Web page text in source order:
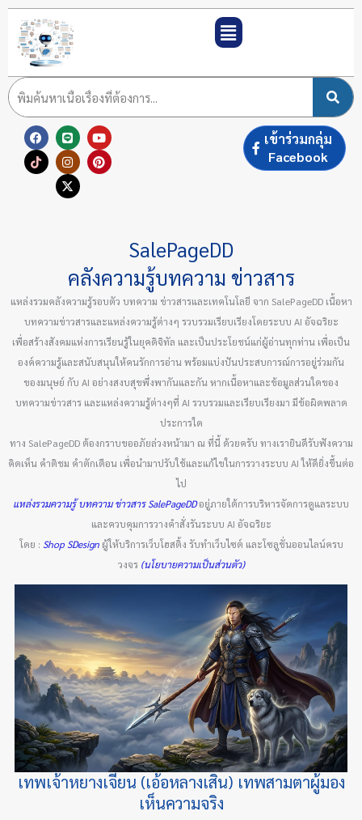
Skip
to
content
F
a
c
e
L
i
n
e
Y
o
u
t
T
i
k
t
I
n
s
t
a
g
P
i
n
t
X
-
t
w
i
t
เข้าร่วมกลุ่ม
Facebook
SalePageDD
คลังความรู้บทความ ข่าวสาร
แหล่งรวมคลังความรู้รอบตัว บทความ ข่าวสารและเทคโนโลยี จาก SalePageDD เนื้อหา
บทความข่าวสารและแหล่งความรู้ต่างๆ รวบรวมเรียบเรียงโดยระบบ AI อัจฉริยะ
เพื่อสร้างสังคมแห่งการเรียนรู้ในยุคดิจิทัล และเป็นประโยชน์แก่ผู้อ่านทุกท่าน เพื่อเป็น
องค์ความรู้และสนับสนุนให้คนรักการอ่าน พร้อมแบ่งปันประสบการณ์การอยู่ร่วมกัน
ของมนุษย์ กับ AI อย่างสงบสุขพึ่งพากันและกัน หากเนื้อหาและข้อมูลส่วนใดของ
บทความข่าวสาร และแหล่งความรู้ต่างๆที่ AI รวบรวมและเรียบเรียงมา มีข้อผิดพลาด
ประการใด
ทาง SalePageDD ต้องกราบขออภัยล่วงหน้ามา ณ ที่นี้ ด้วยครับ ทางเรายินดีรับฟังความ
คิดเห็น คำติชม คำตักเตือน เพื่อนำมาปรับใช้และแก้ไขในการวางระบบ AI ให้ดียิ่งขึ้นต่อ
ไป
แหล่งรวมความรู้ บทความ ข่าวสาร SalePageDDอยู่ภายใต้การบริหารจัดการดูแลระบบ
และควบคุมการวางคำสั่งรันระบบ AI อัจฉริยะ
โดย : Shop SDesign ผู้ให้บริการเว็บโฮสติ้ง รับทำเว็บไซต์ และโซลูชั่นออนไลน์ครบ
วงจร(นโยบายความเป็นส่วนตัว)
เทพเจ้าหยางเจียน (เอ้อหลางเสิน) เทพสามตาผู้มอง
เห็นความจริง